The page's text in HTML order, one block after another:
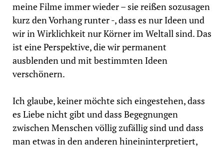
meine Filme immer wieder – sie reißen sozusagen
kurz den Vorhang runter -, dass es nur Ideen und
wir in Wirklichkeit nur Körner im Weltall sind. Das
ist eine Perspektive, die wir permanent
ausblenden und mit bestimmten Ideen
verschönern.
Ich glaube, keiner möchte sich eingestehen, dass
es Liebe nicht gibt und dass Begegnungen
zwischen Menschen völlig zufällig sind und dass
man etwas in den anderen hineininterpretiert,